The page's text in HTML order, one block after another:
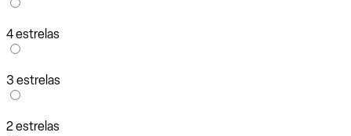
4 estrelas
3 estrelas
2 estrelas